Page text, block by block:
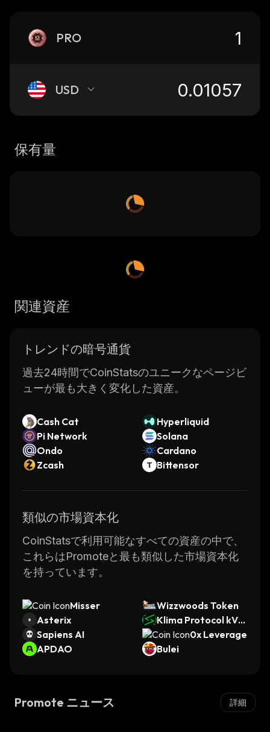
PRO
USD
保有量
関連資産
トレンドの暗号通貨
過去24時間でCoinStatsのユニークなページビ
ューが最も大きく変化した資産。
Cash Cat
Hyperliquid
Pi Network
Solana
Ondo
Cardano
Zcash
Bittensor
類似の市場資本化
CoinStatsで利用可能なすべての資産の中で、
これらはPromoteと最も類似した市場資本化
を持っています。
Misser
Wizzwoods Token
Asterix
Klima Protocol kVC
M
Sapiens AI
0x Leverage
APDAO
Bulei
Promote ニュース 詳細